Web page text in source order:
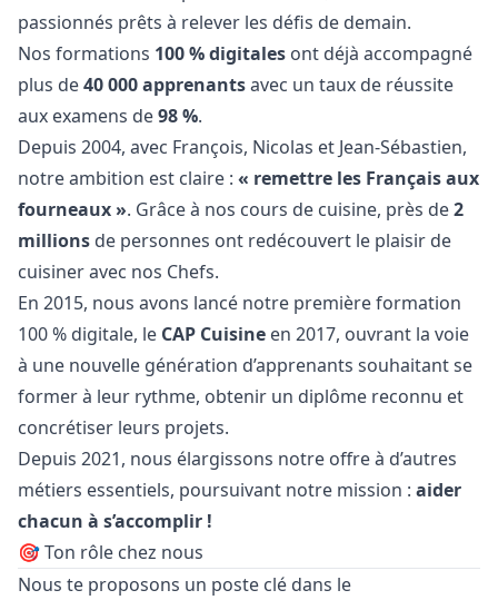
passionnés prêts à relever les défis de demain.
Nos formations 100 % digitales ont déjà accompagné
plus de40 000 apprenantsavec un taux de réussite
aux examens de98 %.
Depuis 2004, avec François, Nicolas et Jean-Sébastien,
notre ambition est claire : « remettre les Français aux
fourneaux ». Grâce à nos cours de cuisine, près de2
millions de personnes ont redécouvert le plaisir de
cuisiner avec nos Chefs.
En 2015, nous avons lancé notre première formation
100 % digitale, le CAP Cuisine en 2017, ouvrant la voie
à une nouvelle génération d’apprenants souhaitant se
former à leur rythme, obtenir un diplôme reconnu et
concrétiser leurs projets.
Depuis 2021, nous élargissons notre offre à d’autres
métiers essentiels, poursuivant notre mission : aider
chacun à s’accomplir !
🎯 Ton rôle chez nous
Nous te proposons un poste clé dans le